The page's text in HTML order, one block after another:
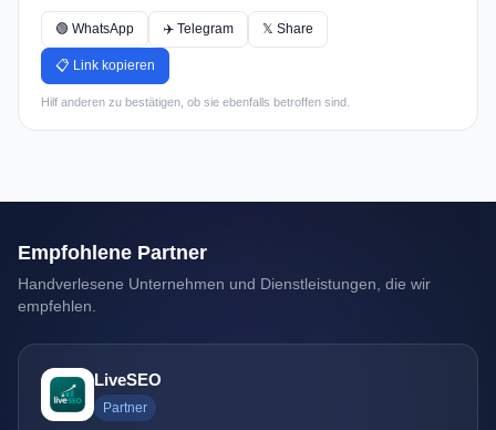
🟢 WhatsApp ✈️ Telegram 𝕏 Share
📋 Link kopieren
Hilf anderen zu bestätigen, ob sie ebenfalls betroffen sind.
Empfohlene Partner
Handverlesene Unternehmen und Dienstleistungen, die wir
empfehlen.
LiveSEO
Partner